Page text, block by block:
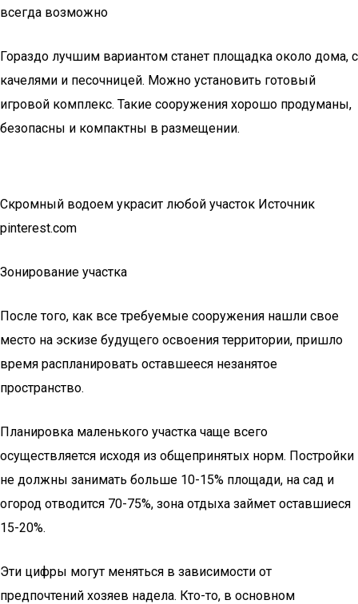
всегда возможно
Гораздо лучшим вариантом станет площадка около дома, с
качелями и песочницей. Можно установить готовый
игровой комплекс. Такие сооружения хорошо продуманы,
безопасны и компактны в размещении.
Скромный водоем украсит любой участок Источник
pinterest.com
Зонирование участка
После того, как все требуемые сооружения нашли свое
место на эскизе будущего освоения территории, пришло
время распланировать оставшееся незанятое
пространство.
Планировка маленького участка чаще всего
осуществляется исходя из общепринятых норм. Постройки
не должны занимать больше 10-15% площади, на сад и
огород отводится 70-75%, зона отдыха займет оставшиеся
15-20%.
Эти цифры могут меняться в зависимости от
предпочтений хозяев надела. Кто-то, в основном